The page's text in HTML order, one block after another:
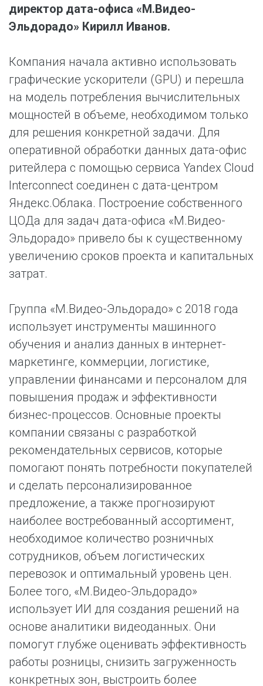
директор дата-офиса «М.Видео-
Эльдорадо» Кирилл Иванов.
Компания начала активно использовать
графические ускорители (GPU) и перешла
на модель потребления вычислительных
мощностей в объеме, необходимом только
для решения конкретной задачи. Для
оперативной обработки данных дата-офис
ритейлера с помощью сервиса Yandex Cloud
Interconnect соединен с дата-центром
Яндекс.Облака. Построение собственного
ЦОДа для задач дата-офиса «М.Видео-
Эльдорадо» привело бы к существенному
увеличению сроков проекта и капитальных
затрат.
Группа «М.Видео-Эльдорадо» с 2018 года
использует инструменты машинного
обучения и анализ данных в интернет-
маркетинге, коммерции, логистике,
управлении финансами и персоналом для
повышения продаж и эффективности
бизнес-процессов. Основные проекты
компании связаны с разработкой
рекомендательных сервисов, которые
помогают понять потребности покупателей
и сделать персонализированное
предложение, а также прогнозируют
наиболее востребованный ассортимент,
необходимое количество розничных
сотрудников, объем логистических
перевозок и оптимальный уровень цен.
Более того, «М.Видео-Эльдорадо»
использует ИИ для создания решений на
основе аналитики видеоданных. Они
помогут глубже оценивать эффективность
работы розницы, снизить загруженность
конкретных зон, выстроить более